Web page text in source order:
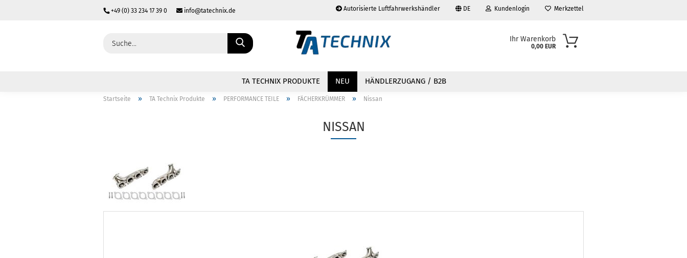
+49 (0) 33 234 17 39 0 info@tatechnix.de Autorisierte Luftfahrwerkshändler DE
Sprache auswählen
Kundenlogin Merkzettel
Ihr Warenkorb
0,00 EUR
TA TECHNIX PRODUKTE NEU HÄNDLERZUGANG / B2B
Startseite » TA Technix Produkte » PERFORMANCE TEILE » FÄCHERKRÜMMER » Nissan
NISSAN